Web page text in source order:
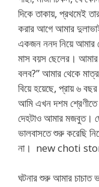
দিকে তাকায়, প্রথমেই
করার আগে আমার
একজন ননদ নিয়ে আমার
মাস বয়স ছেলের। আমার
বলব?” আমার থেকে
বিয়ে হয়েছে, প্রায় ৬
আমি এখন দশম শ্রেণীতে
দেহটাও আমার মজবুত।
ভালবাসতে শুরু করেছি
না। new choti
ঘটনার শুরু আমার চাচাত